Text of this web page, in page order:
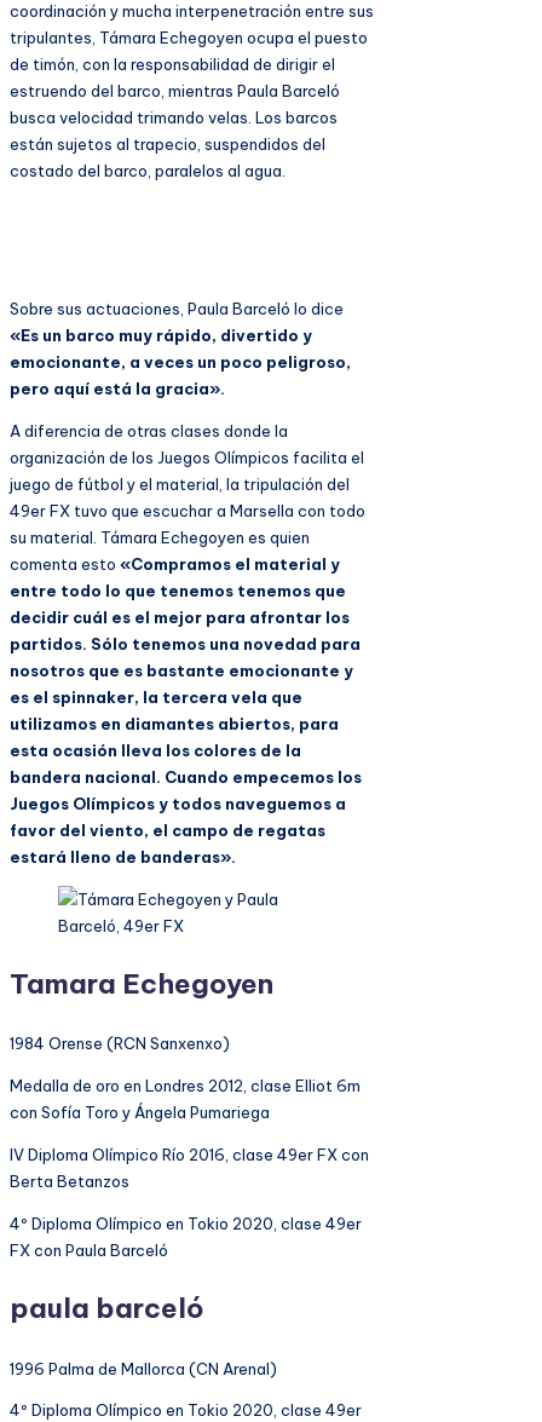
coordinación y mucha interpenetración entre sus
tripulantes, Támara Echegoyen ocupa el puesto
de timón, con la responsabilidad de dirigir el
estruendo del barco, mientras Paula Barceló
busca velocidad trimando velas. Los barcos
están sujetos al trapecio, suspendidos del
costado del barco, paralelos al agua.
Sobre sus actuaciones, Paula Barceló lo dice
«Es un barco muy rápido, divertido y
emocionante, a veces un poco peligroso,
pero aquí está la gracia».
A diferencia de otras clases donde la
organización de los Juegos Olímpicos facilita el
juego de fútbol y el material, la tripulación del
49er FX tuvo que escuchar a Marsella con todo
su material. Támara Echegoyen es quien
comenta esto «Compramos el material y
entre todo lo que tenemos tenemos que
decidir cuál es el mejor para afrontar los
partidos. Sólo tenemos una novedad para
nosotros que es bastante emocionante y
es el spinnaker, la tercera vela que
utilizamos en diamantes abiertos, para
esta ocasión lleva los colores de la
bandera nacional. Cuando empecemos los
Juegos Olímpicos y todos naveguemos a
favor del viento, el campo de regatas
estará lleno de banderas».
Tamara Echegoyen
1984 Orense (RCN Sanxenxo)
Medalla de oro en Londres 2012, clase Elliot 6m
con Sofía Toro y Ángela Pumariega
IV Diploma Olímpico Río 2016, clase 49er FX con
Berta Betanzos
4º Diploma Olímpico en Tokio 2020, clase 49er
FX con Paula Barceló
paula barceló
1996 Palma de Mallorca (CN Arenal)
4º Diploma Olímpico en Tokio 2020, clase 49er